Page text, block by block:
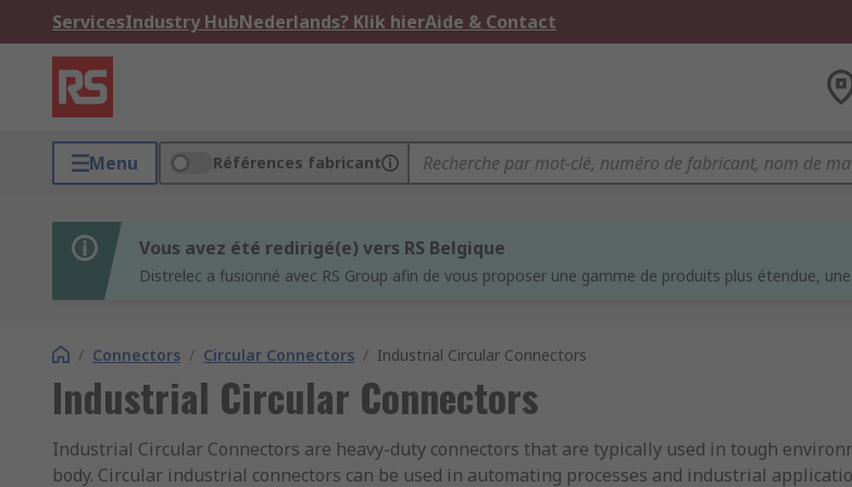
ServicesIndustry HubNederlands? Klik hierAide & Contact
Menu Références fabricant
Vous avez été redirigé(e) vers RS Belgique
Distrelec a fusionné avec RS Group afin de vous proposer une gamme de produits plus étendue,
/ Connectors / Circular Connectors / Industrial Circular Connectors
Industrial Circular Connectors
Industrial Circular Connectors are heavy-duty connectors that are typically used in tough
body. Circular industrial connectors can be used in automating processes and industrial